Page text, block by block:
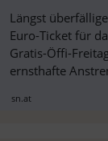
Längst
Euro-Ticket für
Gratis-Öffi-
ernsthafte
sn.at